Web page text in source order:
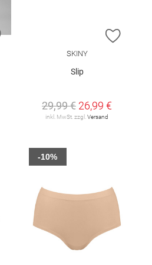
ZUR WUNSCHLISTE HINZUFÜGEN
ZUR
SKINY
Slip
29,99 € 26,99 €
inkl. MwSt. zzgl. Versand
-10%